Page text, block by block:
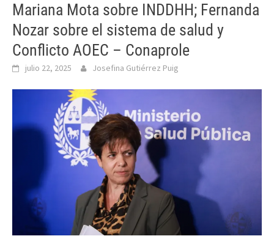
Mariana Mota sobre INDDHH; Fernanda
Nozar sobre el sistema de salud y
Conflicto AOEC – Conaprole
julio 22, 2025 Josefina Gutiérrez Puig